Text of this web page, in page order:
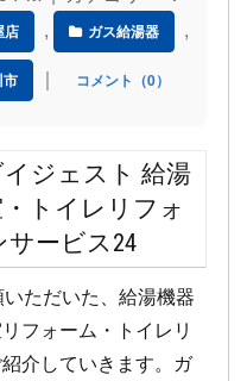
店 , ガス給湯器 ,
市 ｜ コメント（0）
ジェスト 給湯
トイレリフォ
サービス24
ただいた、給湯機器
フォーム・トイレリ
介していきます。ガ